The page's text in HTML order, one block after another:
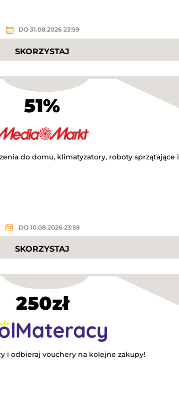
DO 31.08.2026 23:59
SKORZYSTAJ
51%
do domu, klimatyzatory, roboty sprzątające i
DO 10.08.2026 23:59
SKORZYSTAJ
250zł
i odbieraj vouchery na kolejne zakupy!